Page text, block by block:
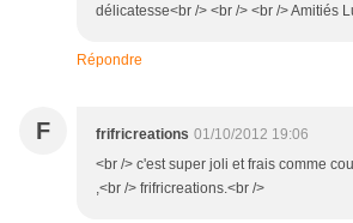
délicatesse<br /> <br /> <br /> Amitiés
Répondre
F frifricreations 01/10/2012 19:06
<br /> c'est super joli et frais comme
,<br /> frifricreations.<br />